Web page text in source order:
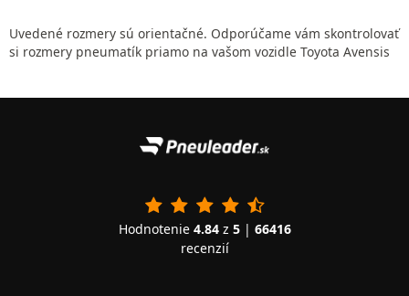
Uvedené rozmery sú orientačné. Odporúčame vám skontrolovať
si rozmery pneumatík priamo na vašom vozidle Toyota Avensis
Hodnotenie 4.84z 5| 66416
recenzií